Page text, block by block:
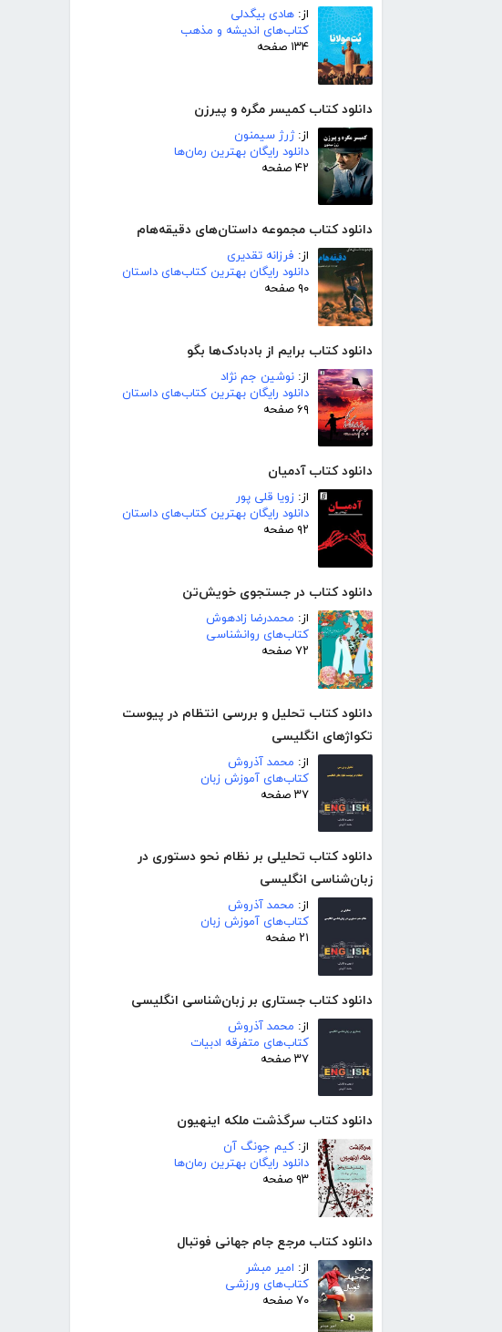
از: هادی بیگدلی
کتاب‌های اندیشه و مذهب
۱۳۴ صفحه
دانلود کتاب کمیسر مگره و پیرزن
از:ژرژ سیمنون
دانلود رایگان بهترین رمان‌ها
۴۲ صفحه
دانلود کتاب مجموعه داستان‌های دقیقه‌هام
از: فرزانه تقدیری
دانلود رایگان بهترین کتاب‌های داستان
۹۰ صفحه
دانلود کتاب برایم از بادبادک‌ها بگو
از: نوشین جم نژاد
دانلود رایگان بهترین کتاب‌های داستان
۶۹ صفحه
دانلود کتاب آدمیان
از: زویا قلی پور
دانلود رایگان بهترین کتاب‌های داستان
۹۲ صفحه
دانلود کتاب در جستجوی خویش‌تن
از: محمدرضا زادهوش
کتاب‌های روانشناسی
۷۲ صفحه
دانلود کتاب تحلیل و بررسی انتظام در پیوست
تکواژهای انگلیسی
از: محمد آذروش
کتاب‌های آموزش زبان
۳۷ صفحه
دانلود کتاب تحلیلی بر نظام نحو دستوری در
زبان‌شناسی انگلیسی
از: محمد آذروش
کتاب‌های آموزش زبان
۲۱ صفحه
دانلود کتاب جستاری بر زبان‌شناسی انگلیسی
از: محمد آذروش
کتاب‌های متفرقه ادبیات
۳۷ صفحه
دانلود کتاب سرگذشت ملکه اینهیون
از: کیم جونگ آن
دانلود رایگان بهترین رمان‌ها
۹۳ صفحه
دانلود کتاب مرجع جام جهانی فوتبال
از: امیر مبشر
کتاب‌های ورزشی
۷۰ صفحه